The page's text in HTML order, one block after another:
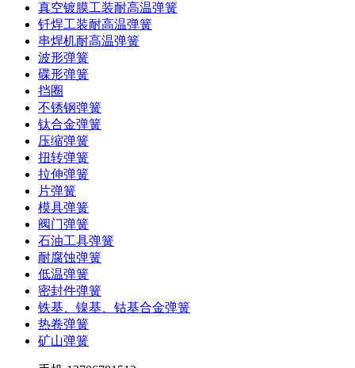
真空镀膜工装耐高温弹簧
钎焊工装耐高温弹簧
串焊机耐高温弹簧
波形弹簧
碟形弹簧
挡圈
不锈钢弹簧
钛合金弹簧
压缩弹簧
扭转弹簧
拉伸弹簧
片弹簧
模具弹簧
阀门弹簧
石油工具弹簧
耐腐蚀弹簧
低温弹簧
密封件弹簧
铁基、镍基、钴基合金弹簧
热卷弹簧
矿山弹簧